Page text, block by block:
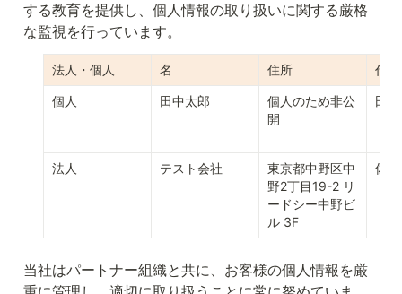
する教育を提供し、個人情報の取り扱いに関する厳格
な監視を行っています。
法人・個人 名 住所 代
個人 田中太郎
個人のため非公
開
田
法人 テスト会社
東京都中野区中
野2丁目19-2 リ
ードシー中野ビ
ル 3F
佐
当社はパートナー組織と共に、お客様の個人情報を厳